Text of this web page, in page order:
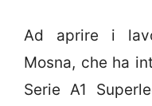
Ad aprire i
Mosna, che ha
Serie A1